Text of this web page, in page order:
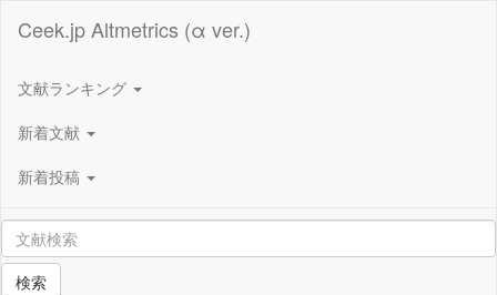
Ceek.jp Altmetrics (α ver.)
文献ランキング
新着文献
新着投稿
検索